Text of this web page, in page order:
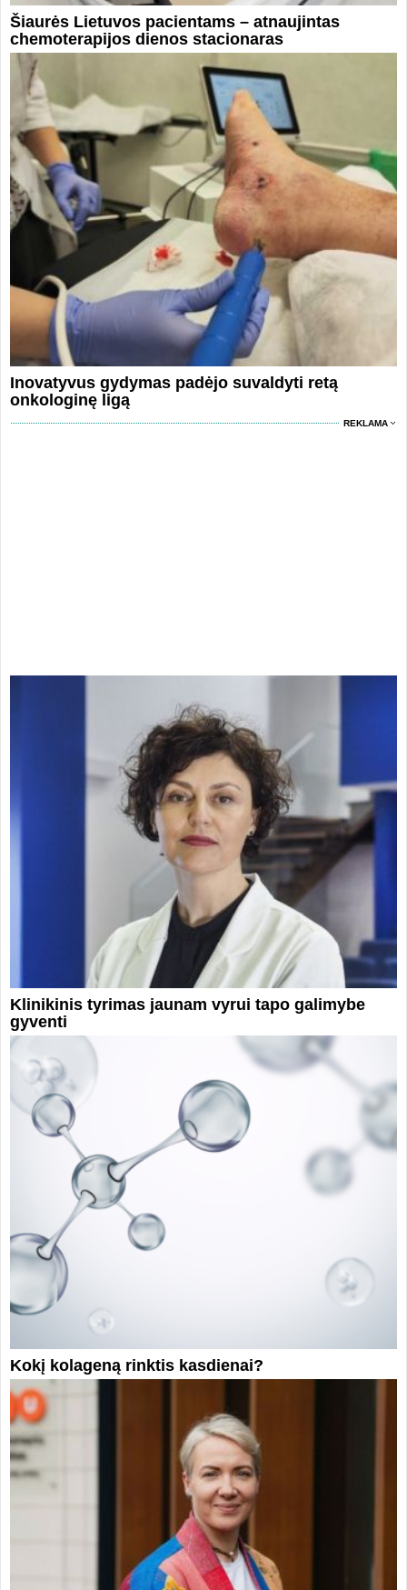
Šiaurės Lietuvos pacientams – atnaujintas
chemoterapijos dienos stacionaras
Inovatyvus gydymas padėjo suvaldyti retą
onkologinę ligą
REKLAMA
Klinikinis tyrimas jaunam vyrui tapo galimybe
gyventi
Kokį kolageną rinktis kasdienai?